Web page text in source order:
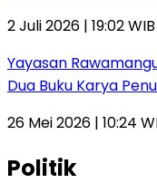
2 Juli 2026 | 19:02 WIB
Yayasan
Dua Buku Karya
26 Mei 2026 | 10:24
Politik